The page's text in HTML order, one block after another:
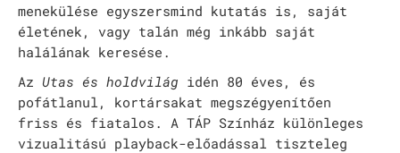
NAPTÁR
ARCHÍV
SAJTÓ
KAPCSOLAT
menekülése egyszersmind kutatás is, saját
életének, vagy talán még inkább saját
halálának keresése.
Az Utas és holdvilág idén 80 éves, és
pofátlanul, kortársakat megszégyenítően
friss és fiatalos. A TÁP Színház különleges
vizualitású playback-előadással tiszteleg